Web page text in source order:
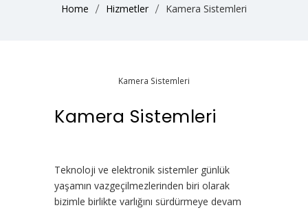
Home Hizmetler Kamera Sistemleri
Kamera Sistemleri
Kamera Sistemleri
Teknoloji ve elektronik sistemler günlük
yaşamın vazgeçilmezlerinden biri olarak
bizimle birlikte varlığını sürdürmeye devam